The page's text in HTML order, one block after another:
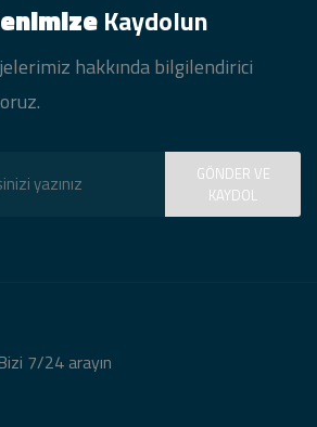
Eventi Küçüksu Kasrı Klip
Kaydolun
hakkında bilgilendirici
GÖNDER VE
KAYDOL
7/24 arayın